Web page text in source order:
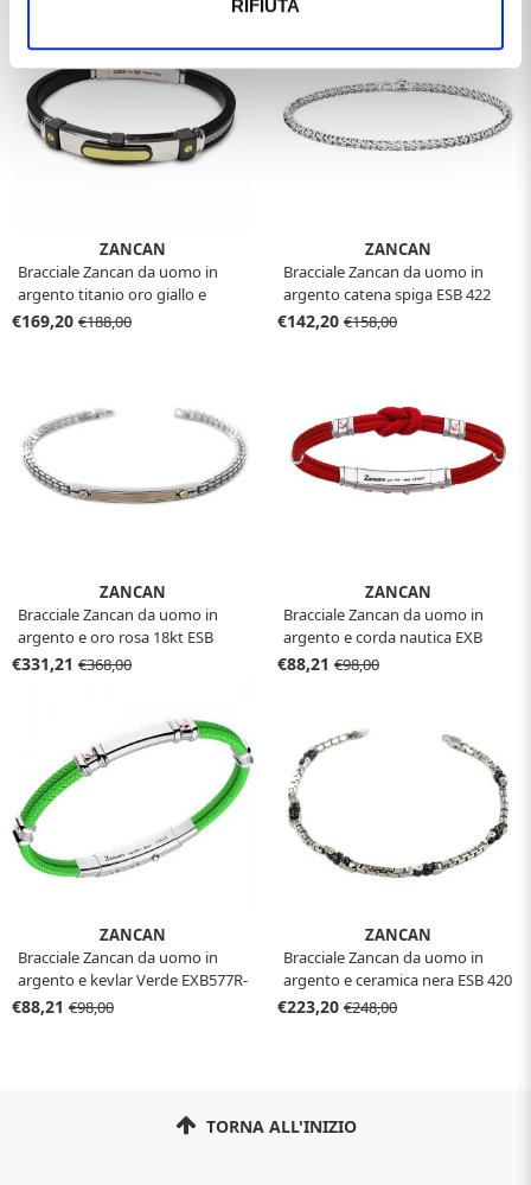
RIFIUTA
ZANCAN
Bracciale Zancan da uomo in
argento titanio oro giallo e
silcone ETB 155G
€169,20 €188,00
ZANCAN
Bracciale Zancan da uomo in
argento catena spiga ESB 422
€142,20 €158,00
ZANCAN
Bracciale Zancan da uomo in
argento e oro rosa 18kt ESB
302R
€331,21 €368,00
ZANCAN
Bracciale Zancan da uomo in
argento e corda nautica EXB
475MR-RO
€88,21 €98,00
ZANCAN
Bracciale Zancan da uomo in
argento e kevlar Verde EXB577R-
VE
€88,21 €98,00
ZANCAN
Bracciale Zancan da uomo in
argento e ceramica nera ESB 420
€223,20 €248,00
TORNA ALL'INIZIO